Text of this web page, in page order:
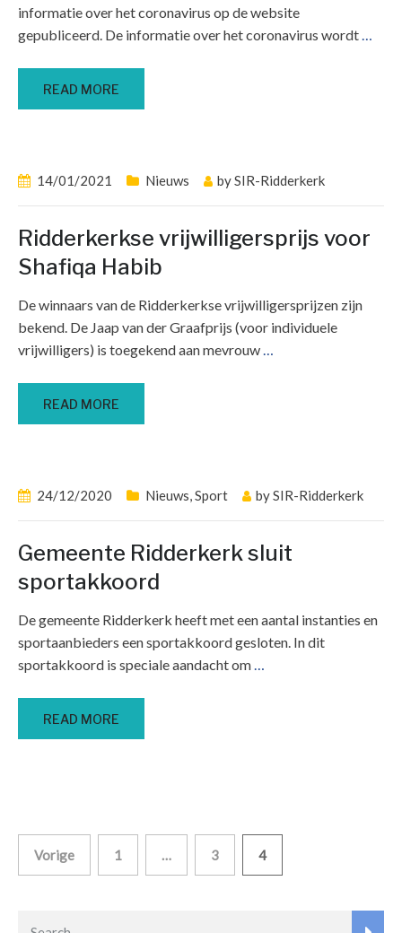
informatie over het coronavirus op de website
gepubliceerd. De informatie over het coronavirus wordt…
READ MORE
14/01/2021 Nieuws bySIR-Ridderkerk
Ridderkerkse vrijwilligersprijs voor
Shafiqa Habib
De winnaars van de Ridderkerkse vrijwilligersprijzen zijn
bekend. De Jaap van der Graafprijs (voor individuele
vrijwilligers) is toegekend aan mevrouw…
READ MORE
24/12/2020 Nieuws,Sport bySIR-Ridderkerk
Gemeente Ridderkerk sluit
sportakkoord
De gemeente Ridderkerk heeft met een aantal instanties en
sportaanbieders een sportakkoord gesloten. In dit
sportakkoord is speciale aandacht om…
READ MORE
Berichten
Vorige 1 … 3 4